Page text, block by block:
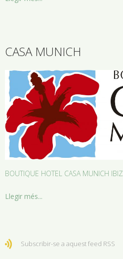
CASA MUNICH
BOUTIQUE HOTEL CASA MUNICH
Llegir més...
Subscribir-se a aquest feed RSS